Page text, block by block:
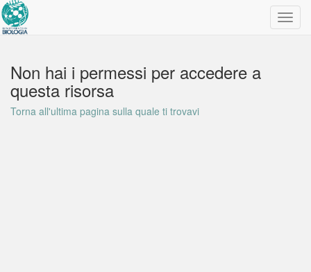
Non hai i permessi per accedere a
questa risorsa
Torna all'ultima pagina sulla quale ti trovavi